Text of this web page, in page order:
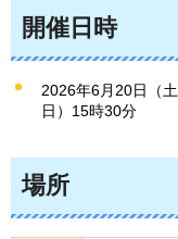
開催日時
2026年6月20日（
日）15時30分
場所